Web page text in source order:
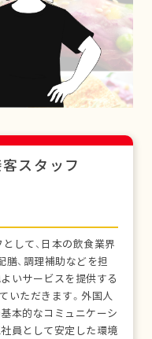
スタッフ
して、日本の飲食業界
膳、調理補助などを担
いサービスを提供する
いただきます。外国人
本的なコミュニケーシ
員として安定した環境